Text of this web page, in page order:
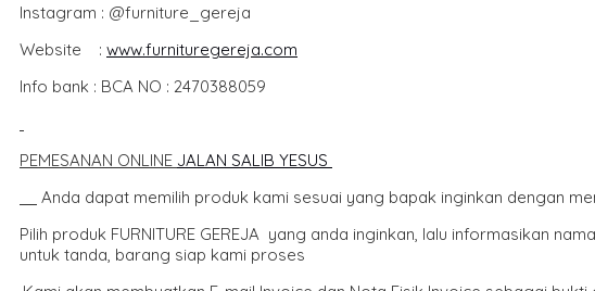
Instagram : @furniture_gereja
Website : www.furnituregereja.com
Info bank : BCA NO : 2470388059
PEMESANAN ONLINE JALAN SALIB YESUS
Anda dapat memilih produk kami sesuai yang bapak inginkan dengan
Pilih produk FURNITURE GEREJA yang anda inginkan, lalu informasikan
untuk tanda, barang siap kami proses